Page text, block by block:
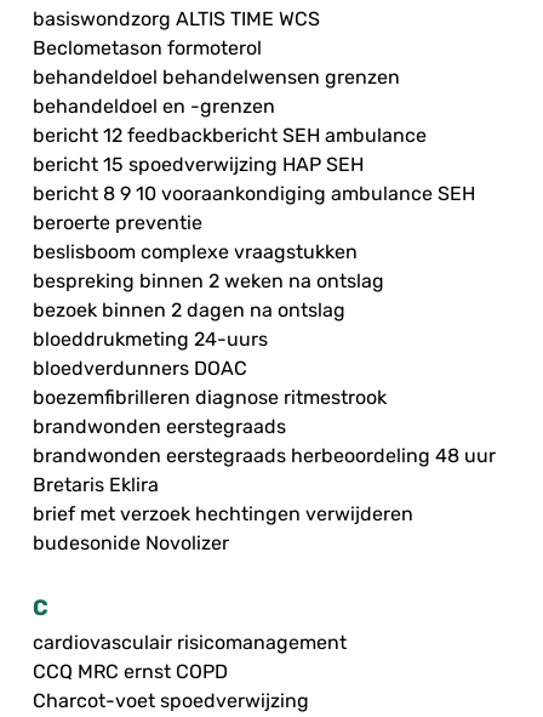
basiswondzorg ALTIS TIME WCS
Beclometason formoterol
behandeldoel behandelwensen grenzen
behandeldoel en -grenzen
bericht 12 feedbackbericht SEH ambulance
bericht 15 spoedverwijzing HAP SEH
bericht 8 9 10 vooraankondiging ambulance SEH
beroerte preventie
beslisboom complexe vraagstukken
bespreking binnen 2 weken na ontslag
bezoek binnen 2 dagen na ontslag
bloeddrukmeting 24-uurs
bloedverdunners DOAC
boezemfibrilleren diagnose ritmestrook
brandwonden eerstegraads
brandwonden eerstegraads herbeoordeling 48 uur
Bretaris Eklira
brief met verzoek hechtingen verwijderen
budesonide Novolizer
C
cardiovasculair risicomanagement
CCQ MRC ernst COPD
Charcot-voet spoedverwijzing